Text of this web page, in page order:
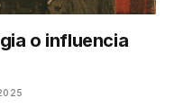
o influencia